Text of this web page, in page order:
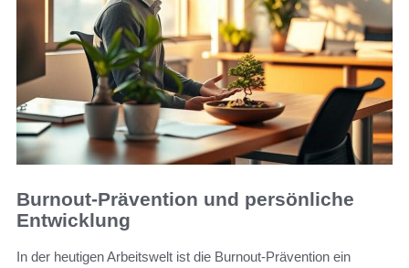
Burnout-Prävention und persönliche
Entwicklung
In der heutigen Arbeitswelt ist die Burnout-Prävention ein